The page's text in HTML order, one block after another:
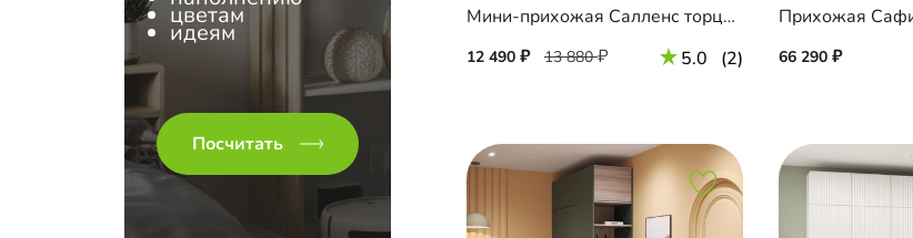
цветам
идеям
Посчитать
Мини-прихожая Салленс торцевая
12 490 13 880 5.0 (2)
Прихожая
66 290